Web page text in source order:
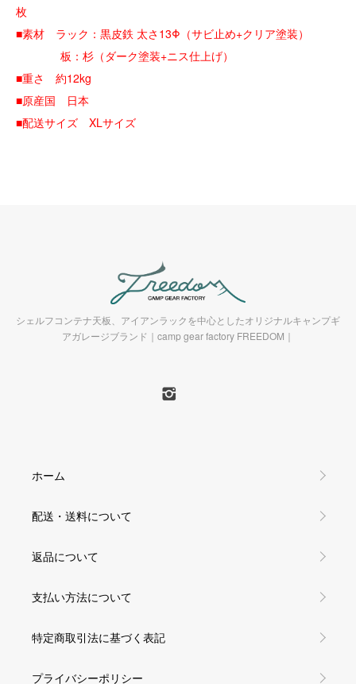
枚
■素材 ラック：黒皮鉄 太さ13Φ（サビ止め+クリア塗装）
板：杉（ダーク塗装+ニス仕上げ）
■重さ 約12kg
■原産国 日本
■配送サイズ XLサイズ
シェルフコンテナ天板、アイアンラックを中心としたオリジナルキャンプギ
アガレージブランド｜camp gear factory FREEDOM｜
ホーム
配送・送料について
返品について
支払い方法について
特定商取引法に基づく表記
プライバシーポリシー